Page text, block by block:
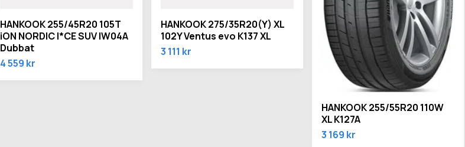
HANKOOK 255/45R20 105T
iON NORDIC I*CE SUV IW04A
Dubbat
4 559 kr
HANKOOK 275/35R20(Y) XL
102Y Ventus evo K137 XL
3 111 kr
HANKOOK 255/55R20 110W
XL K127A
3 169 kr